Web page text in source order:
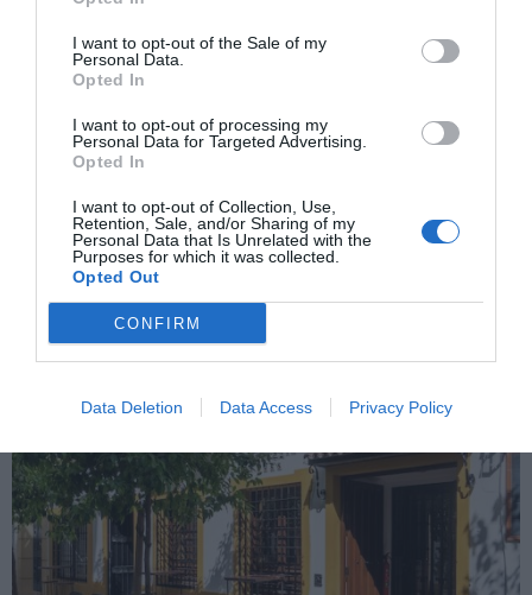
I want to opt-out of the Sale of my
Personal Data.
Opted In
I want to opt-out of processing my
Personal Data for Targeted Advertising.
Opted In
I want to opt-out of Collection, Use,
Retention, Sale, and/or Sharing of my
Personal Data that Is Unrelated with the
Purposes for which it was collected.
Opted Out
CONFIRM
Data Deletion Data Access Privacy Policy
que se anunciaba como "asesora" de la
Policía y la Guardia Civil
JUAN CARLOS RUIZ13/02/2025
FACUA-Consumidores en Acción ha recibido diversas
quejas de afectados por una empresaria que utiliza un
nombre falso para ofrecer servicios presentándose
como «nutricionista veterinaria» y «nutricionista de
perros por la Universidad Miguel de Cervantes». «Llevó
la nutrición de mi perro una semana y empeoró su
WhatsApp...